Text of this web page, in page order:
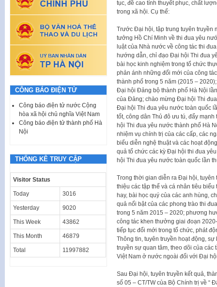
tục, đề cao tính thuyết phục, chất
trong xã hội. Cụ thể:
Trước Đại hội, tập trung tuyên truyền
tưởng Hồ Chí Minh về thi đua yêu
luật của Nhà nước về công tác thi
hướng dẫn, chỉ đạo Đại hội Thi đua
bài học kinh nghiệm trong tổ chức
phản ánh những đổi mới của công
thành phố trong 5 năm (2015 –
Đại hội Đảng bộ thành phố Hà Nội
của Đảng; chào mừng Đại hội Thi
Đại hội Thi đua yêu nước toàn quốc
tốt, công dân Thủ đô ưu tú, đẩy
hội Thi đua yêu nước thành phố Hà
nhiệm vụ chính trị của các cấp, các
biểu diễn nghệ thuật và các hoạt
quả tổ chức các kỳ Đại hội thi đua
hội Thi đua yêu nước toàn quốc lần
Trong thời gian diễn ra Đại hội,
thiệu các tập thể và cá nhân tiêu
hay, bài học quý của các anh hùng,
quả nổi bật của các phong trào thi
trong 5 năm 2015 – 2020; phương
công tác khen thưởng giai đoạn
tiếp tục đổi mới trong tổ chức, phát
Thông tin, tuyên truyền hoạt động,
truyền sự quan tâm, theo dõi của
Việt Nam ở nước ngoài đối với Đại
Sau Đại hội, tuyên truyền kết quả,
số 05 – CT/TW của Bộ Chính trị về “
CÔNG BÁO ĐIỆN TỬ
Công báo điện tử nước Cộng
hòa xã hội chủ nghĩa Việt Nam
Công báo điện tử thành phố Hà
Nội
THỐNG KÊ TRUY CẬP
Visitor Status
Today 3016
Yesterday 9020
This Week 43862
This Month 46879
Total 11997882